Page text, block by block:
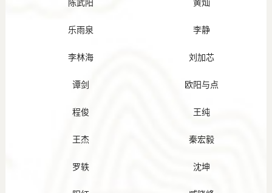
陈武阳 黄灿
乐雨泉 李静
李林海 刘加芯
谭剑 欧阳与点
程俊 王纯
王杰 秦宏毅
罗轶 沈坤